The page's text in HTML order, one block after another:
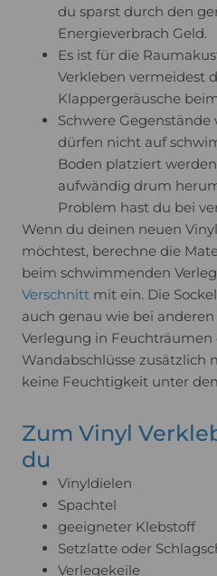
du sparst durch den
Energieverbrach Geld.
Es ist für die
Verkleben vermeidest
Klappergeräusche
Schwere Gegenstände
dürfen nicht auf
Boden platziert
aufwändig drum
Problem hast du bei
Wenn du deinen neuen
möchtest, berechne die
beim schwimmenden
Verschnitt mit ein. Die
auch genau wie bei
Verlegung in
Wandabschlüsse zusätzlich
keine Feuchtigkeit unter
Zum Vinyl
du
Vinyldielen
‏Spachtel
‏geeigneter Klebstoff
‏Setzlatte oder
‏Verlegekeile